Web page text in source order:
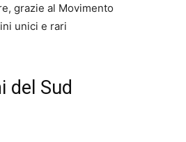
grazie al Movimento
unici e rari
del Sud